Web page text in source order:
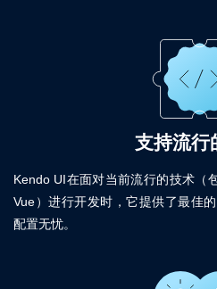
支持流行
Kendo UI在面对当前流行的技术（
Vue）进行开发时，它提供了最佳
配置无忧。